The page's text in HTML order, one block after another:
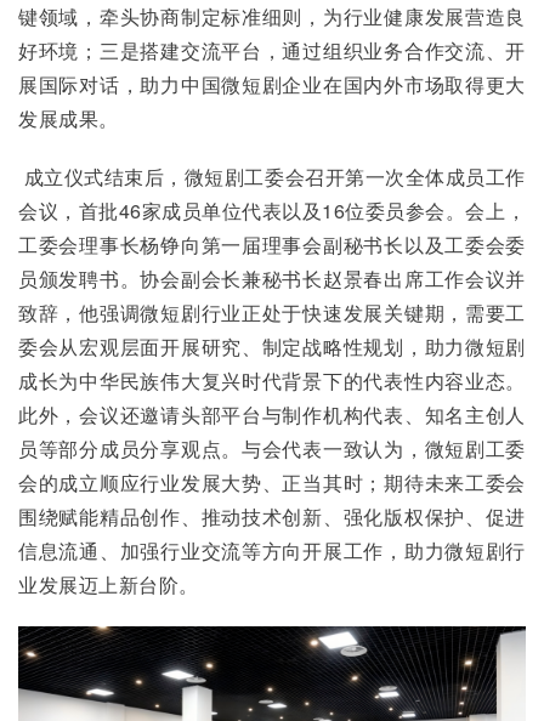
键领域，牵头协商制定标准细则，为行业健康发展营造良
好环境；三是搭建交流平台，通过组织业务合作交流、开
展国际对话，助力中国微短剧企业在国内外市场取得更大
发展成果。
会议，首批46家成员单位代表以及16位委员参会。会上，
工委会理事长杨铮向第一届理事会副秘书长以及工委会委
员颁发聘书。协会副会长兼秘书长赵景春出席工作会议并
致辞，他强调微短剧行业正处于快速发展关键期，需要工
委会从宏观层面开展研究、制定战略性规划，助力微短剧
成长为中华民族伟大复兴时代背景下的代表性内容业态。
此外，会议还邀请头部平台与制作机构代表、知名主创人
员等部分成员分享观点。与会代表一致认为，微短剧工委
会的成立顺应行业发展大势、正当其时；期待未来工委会
围绕赋能精品创作、推动技术创新、强化版权保护、促进
信息流通、加强行业交流等方向开展工作，助力微短剧行
业发展迈上新台阶。